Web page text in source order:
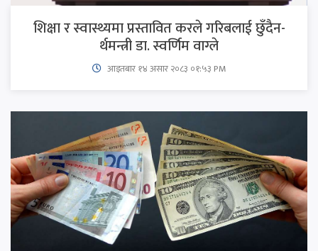
शिक्षा र स्वास्थ्यमा प्रस्तावित करले गरिबलाई छुँदैन-
र्थमन्त्री डा. स्वर्णिम वाग्ले
आइतबार​ १४ असार २०८३ ०१:५३ PM